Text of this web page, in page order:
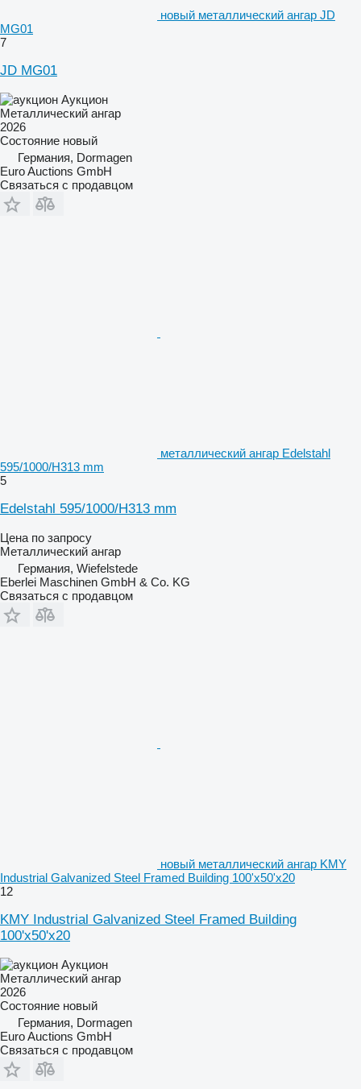
новый металлический ангар JD
MG01
7
JD MG01
Аукцион
Металлический ангар
2026
Состояние новый
Германия, Dormagen
Euro Auctions GmbH
Связаться с продавцом
металлический ангар Edelstahl
595/1000/H313 mm
5
Edelstahl 595/1000/H313 mm
Цена по запросу
Металлический ангар
Германия, Wiefelstede
Eberlei Maschinen GmbH & Co. KG
Связаться с продавцом
новый металлический ангар KMY
Industrial Galvanized Steel Framed Building 100'x50'x20
12
KMY Industrial Galvanized Steel Framed Building
100'x50'x20
Аукцион
Металлический ангар
2026
Состояние новый
Германия, Dormagen
Euro Auctions GmbH
Связаться с продавцом